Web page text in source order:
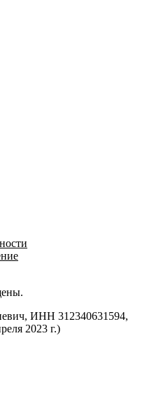
ИНН 312340631594,
2023 г.)